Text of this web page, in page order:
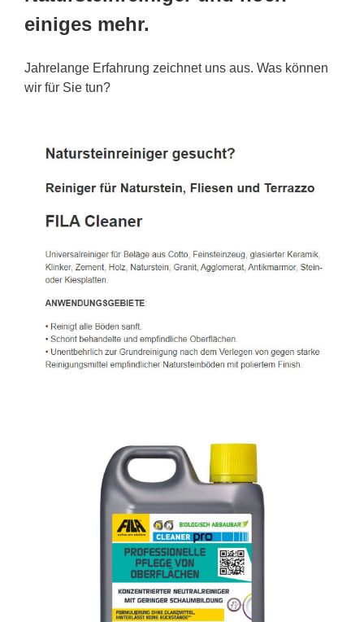
einiges mehr.
Jahrelange Erfahrung zeichnet uns aus. Was können
wir für Sie tun?